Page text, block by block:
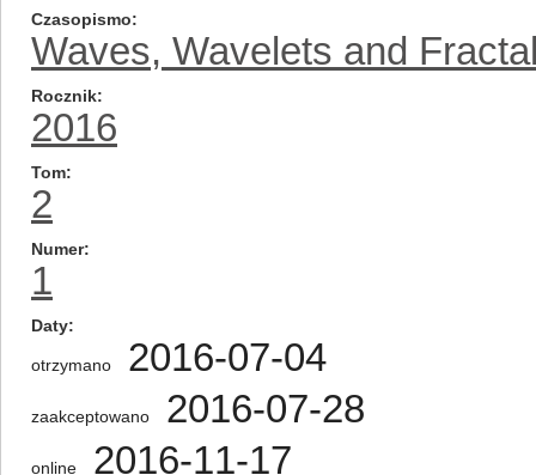
Czasopismo
Waves, Wavelets and
Rocznik
2016
Tom
2
Numer
1
Daty
otrzymano 2016-07-04
zaakceptowano 2016-07-28
online 2016-11-17